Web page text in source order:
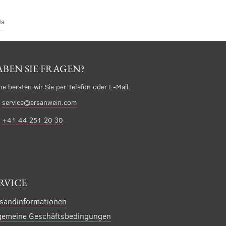
SIE FRAGEN?
beraten wir Sie per Telefon oder E-Mail.
service@ersanwein.com
+41 44 251 20 30
Geschäftsbedingungen